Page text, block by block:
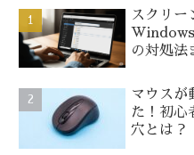
スクリー
の対処法
マウスが
た！初心
穴とは？